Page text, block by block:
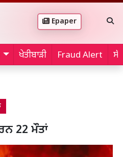
Epaper
ਖੇਤੀਬਾੜੀ Fraud Alert
22 ਮੌਤਾਂ